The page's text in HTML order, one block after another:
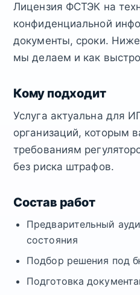
Лицензия ФСТЭК на
конфиденциальной
документы, сроки.
мы делаем и как
Кому подходит
Услуга актуальна для
организаций, которым
требованиям
без риска штрафов.
Состав работ
Предварительный
состояния
Подбор решения под
Подготовка